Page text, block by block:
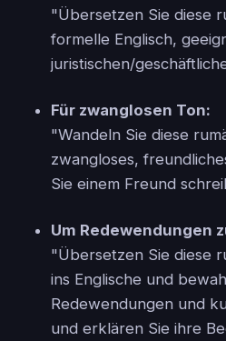
"Übersetzen Sie diese
formelle Englisch,
juristischen/
Für zwanglosen Ton:
"Wandeln Sie diese
zwangloses,
Sie einem Freund
Um Redewendungen
"Übersetzen Sie diese
ins Englische und
Redewendungen und
und erklären Sie ihre